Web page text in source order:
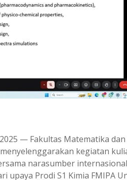
— Fakultas Matematika
kegiatan
narasumber
upaya Prodi S1 Kimia FMIPA